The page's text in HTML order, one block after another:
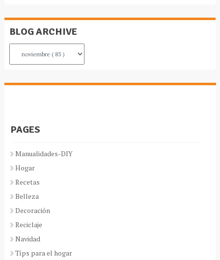
BLOG ARCHIVE
PAGES
Manualidades-DIY
Hogar
Recetas
Belleza
Decoración
Reciclaje
Navidad
Típs para el hogar